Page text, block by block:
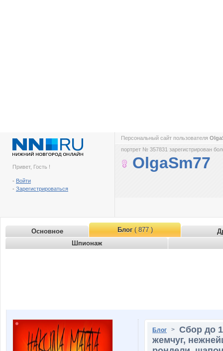
Привет, Гость !
- Войти
- Зарегистрироваться
Персональный сайт пользователя
портрет № 357831 зарегистрирован
OlgaSm77
Основное Блог( 877 )
Шпионаж
Блог > Сбор до
жемчуг,